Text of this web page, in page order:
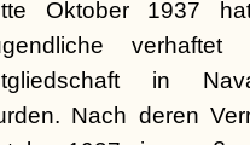
Oktober 1937
in
Nach deren